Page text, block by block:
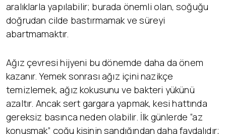
aralıklarla yapılabilir; burada önemli olan, soğuğu
doğrudan cilde bastırmamak ve süreyi
abartmamaktır.
Ağız çevresi hijyeni bu dönemde daha da önem
kazanır. Yemek sonrası ağız içini nazikçe
temizlemek, ağız kokusunu ve bakteri yükünü
azaltır. Ancak sert gargara yapmak, kesi hattında
gereksiz basınca neden olabilir. İlk günlerde “az
konuşmak” çoğu kişinin sandığından daha faydalıdır;